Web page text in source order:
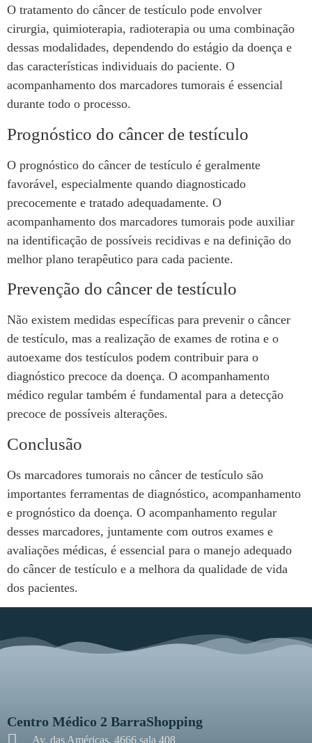
O tratamento do câncer de testículo pode envolver
cirurgia, quimioterapia, radioterapia ou uma combinação
dessas modalidades, dependendo do estágio da doença e
das características individuais do paciente. O
acompanhamento dos marcadores tumorais é essencial
durante todo o processo.
Prognóstico do câncer de testículo
O prognóstico do câncer de testículo é geralmente
favorável, especialmente quando diagnosticado
precocemente e tratado adequadamente. O
acompanhamento dos marcadores tumorais pode auxiliar
na identificação de possíveis recidivas e na definição do
melhor plano terapêutico para cada paciente.
Prevenção do câncer de testículo
Não existem medidas específicas para prevenir o câncer
de testículo, mas a realização de exames de rotina e o
autoexame dos testículos podem contribuir para o
diagnóstico precoce da doença. O acompanhamento
médico regular também é fundamental para a detecção
precoce de possíveis alterações.
Conclusão
Os marcadores tumorais no câncer de testículo são
importantes ferramentas de diagnóstico, acompanhamento
e prognóstico da doença. O acompanhamento regular
desses marcadores, juntamente com outros exames e
avaliações médicas, é essencial para o manejo adequado
do câncer de testículo e a melhora da qualidade de vida
dos pacientes.
Centro Médico 2 BarraShopping
Av. das Américas, 4666 sala 408